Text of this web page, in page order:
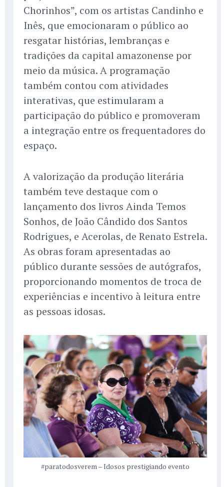
Chorinhos”, com os artistas Candinho e
Inês, que emocionaram o público ao
resgatar histórias, lembranças e
tradições da capital amazonense por
meio da música. A programação
também contou com atividades
interativas, que estimularam a
participação do público e promoveram
a integração entre os frequentadores do
espaço.
A valorização da produção literária
também teve destaque com o
lançamento dos livros Ainda Temos
Sonhos, de João Cândido dos Santos
Rodrigues, e Acerolas, de Renato Estrela.
As obras foram apresentadas ao
público durante sessões de autógrafos,
proporcionando momentos de troca de
experiências e incentivo à leitura entre
as pessoas idosas.
#paratodosverem – Idosos prestigiando evento